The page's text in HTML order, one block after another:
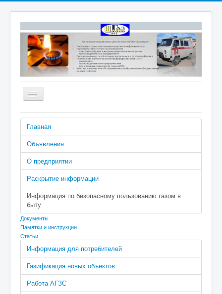
Включить/
Номера телефонов аварийно-
диспетчерской службы: 04 (040 с
Главная
Объявления
О предприятии
Раскрытие информации
Информация по безопасному пользованию газом в
быту
Документы
Памятки и инструкции
Статьи
Информация для потребителей
Газификация новых объектов
Работа АГЗС